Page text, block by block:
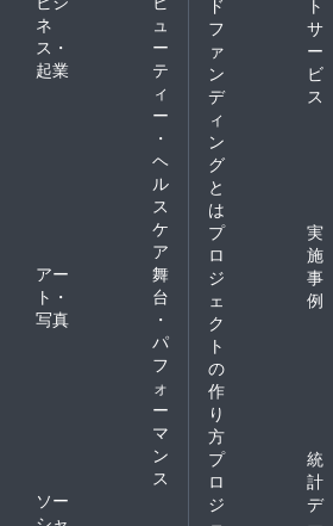
ネ
ス・
起業
ュ
ー
テ
ィ
ー
・
ヘ
ル
ス
ケ
ア
アー
ト・
写真
舞
台
・
パ
フ
ォ
ー
マ
ン
ス
ソー
フ
ァ
ン
デ
ィ
ン
グ
と
は
サ
ー
ビ
ス
プ
ロ
ジ
ェ
ク
ト
の
作
り
方
実
施
事
例
プ
ロ
ジ
統
計
デ